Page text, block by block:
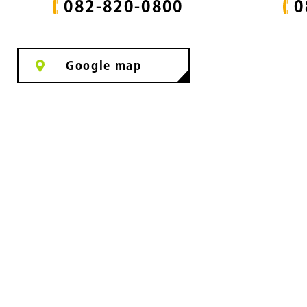
082-820-0800
Google map